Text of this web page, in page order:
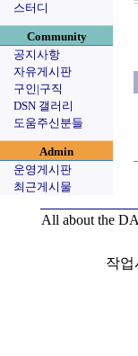
스터디
Community
공지사항
자유게시판
구인|구직
DSN 갤러리
도움주신분들
Admin
운영게시판
최근게시물
All about the
작업